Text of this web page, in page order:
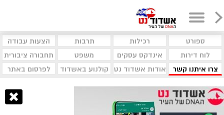
ספורט רכילות תרבות
הצעות עבודה
לוח דירות
אינדקס עסקים משפט
תחבורה ציבורית
צרו איתנו קשר
אודות אשדוד נט קולנוע באשדוד לפרסום באתר